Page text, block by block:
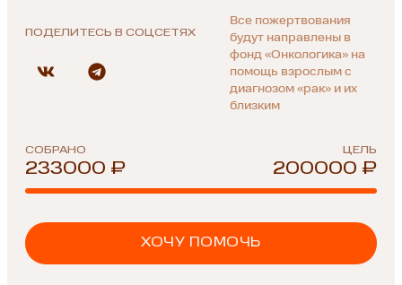
ПОДЕЛИТЕСЬ В СОЦСЕТЯХ
Все пожертвования
будут направлены в
фонд «Онкологика» на
помощь взрослым с
диагнозом «рак» и их
близким
СОБРАНО ЦЕЛЬ
233000 ₽ 200000 ₽
ХОЧУ ПОМОЧЬ